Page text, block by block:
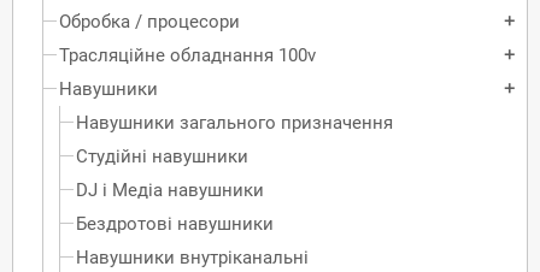
Обробка / процесори add
Трасляційне обладнання 100v add
Навушники add
Навушники загального призначення
Студійні навушники
DJ і Медіа навушники
Бездротові навушники
Навушники внутріканальні